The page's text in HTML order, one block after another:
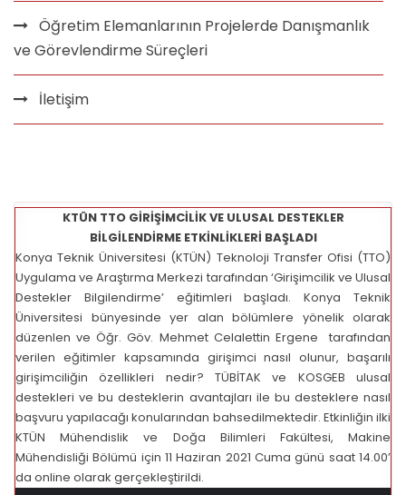
Öğretim Elemanlarının Projelerde Danışmanlık
ve Görevlendirme Süreçleri
İletişim
KTÜN TTO GİRİŞİMCİLİK VE ULUSAL DESTEKLER
BİLGİLENDİRME ETKİNLİKLERİ BAŞLADI
Konya Teknik Üniversitesi (KTÜN) Teknoloji Transfer Ofisi (TTO)
Uygulama ve Araştırma Merkezi tarafından ‘Girişimcilik ve Ulusal
Destekler Bilgilendirme’ eğitimleri başladı. Konya Teknik
Üniversitesi bünyesinde yer alan bölümlere yönelik olarak
düzenlen ve Öğr. Göv. Mehmet Celalettin Ergene tarafından
verilen eğitimler kapsamında girişimci nasıl olunur, başarılı
girişimciliğin özellikleri nedir? TÜBİTAK ve KOSGEB ulusal
destekleri ve bu desteklerin avantajları ile bu desteklere nasıl
başvuru yapılacağı konularından bahsedilmektedir. Etkinliğin ilki
KTÜN Mühendislik ve Doğa Bilimleri Fakültesi, Makine
Mühendisliği Bölümü için 11 Haziran 2021 Cuma günü saat 14.00’
da online olarak gerçekleştirildi.